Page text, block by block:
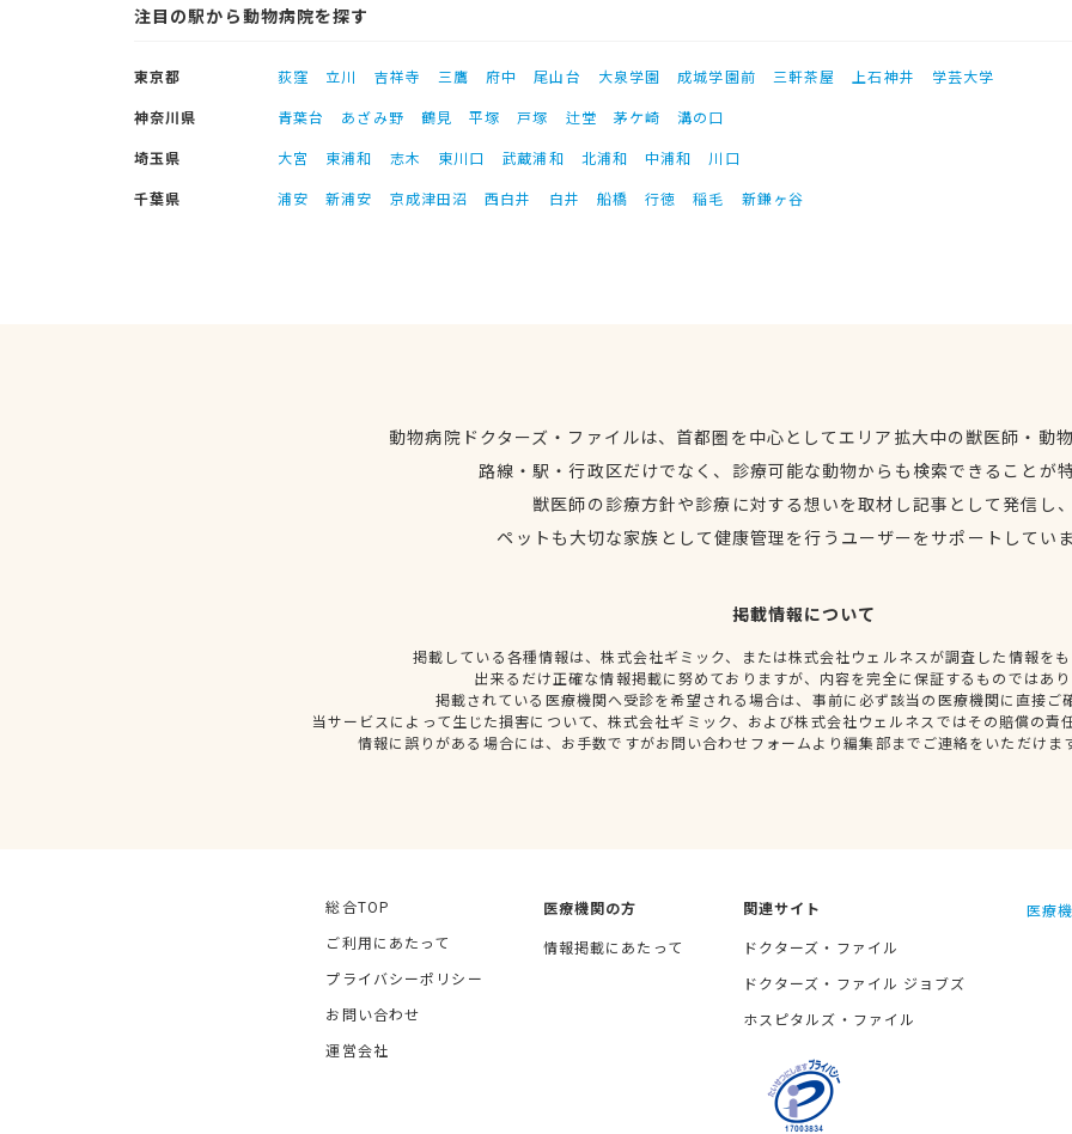
注目の駅から動物病院を探す
東京都 荻窪 立川 吉祥寺 三鷹 府中 尾山台 大泉学園 成城学園前 三軒茶屋 上石神井
学芸大学
神奈川県
青葉台 あざみ野 鶴見 平塚 戸塚 辻堂 茅ケ崎
溝の口
埼玉県
大宮 東浦和 志木 東川口 武蔵浦和 北浦和 中浦和
川口
千葉県
浦安 新浦安 京成津田沼 西白井 白井 船橋 行徳 稲毛 新鎌ヶ谷
動物病院ドクターズ・ファイルは、首都圏を中心としてエリア拡大中の獣医師・動
路線・駅・行政区だけでなく、診療可能な動物からも検索できることが
獣医師の診療方針や診療に対する想いを取材し記事として発信し
ペットも大切な家族として健康管理を行うユーザーをサポートしてい
掲載情報について
掲載している各種情報は、株式会社ギミック、または株式会社ウェルネスが調査した情報を
出来るだけ正確な情報掲載に努めておりますが、内容を完全に保証するものではあ
掲載されている医療機関へ受診を希望される場合は、事前に必ず該当の医療機関に直接ご
当サービスによって生じた損害について、株式会社ギミック、および株式会社ウェルネスではその賠償の責
情報に誤りがある場合には、お手数ですがお問い合わせフォームより編集部までご連絡をいただけま
総合TOP
ご利用にあたって
プライバシーポリシー
お問い合わせ
運営会社
医療機関の方
情報掲載にあたって
関連サイト
ドクターズ・ファイル
ドクターズ・ファイル ジョブズ
ホスピタルズ・ファイル
医療